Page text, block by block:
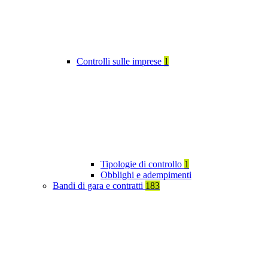
Controlli sulle imprese 1
Tipologie di controllo 1
Obblighi e adempimenti
Bandi di gara e contratti 183